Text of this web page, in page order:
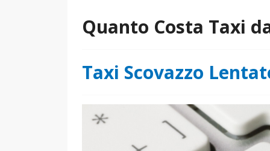
Quanto Costa Taxi
Taxi Scovazzo